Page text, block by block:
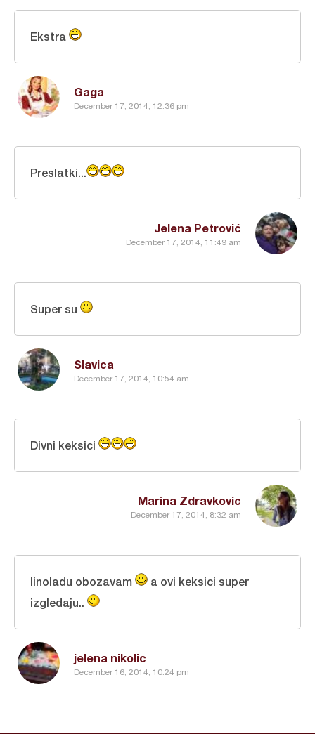
Gaga
December 17, 2014, 12:36 pm
Ekstra
Jelena Petrović
December 17, 2014, 11:49 am
Preslatki...
Slavica
December 17, 2014, 10:54 am
Super su
Marina Zdravkovic
December 17, 2014, 8:32 am
Divni keksici
jelena nikolic
December 16, 2014, 10:24 pm
linoladu obozavam
a ovi keksici super
izgledaju..